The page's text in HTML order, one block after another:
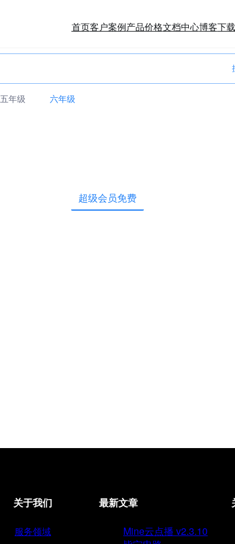
首页客户案例产品价格文档中心博客下载
五年级 六年级
超级会员免费
关于我们
服务领域
最新文章
Mine云点播 v2.3.10